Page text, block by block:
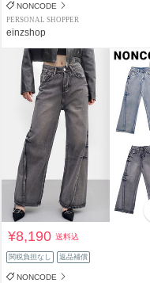
NONCODE
PERSONAL SHOPPER
einzshop
¥8,190送料込
関税負担なし 返品補償
NONCODE